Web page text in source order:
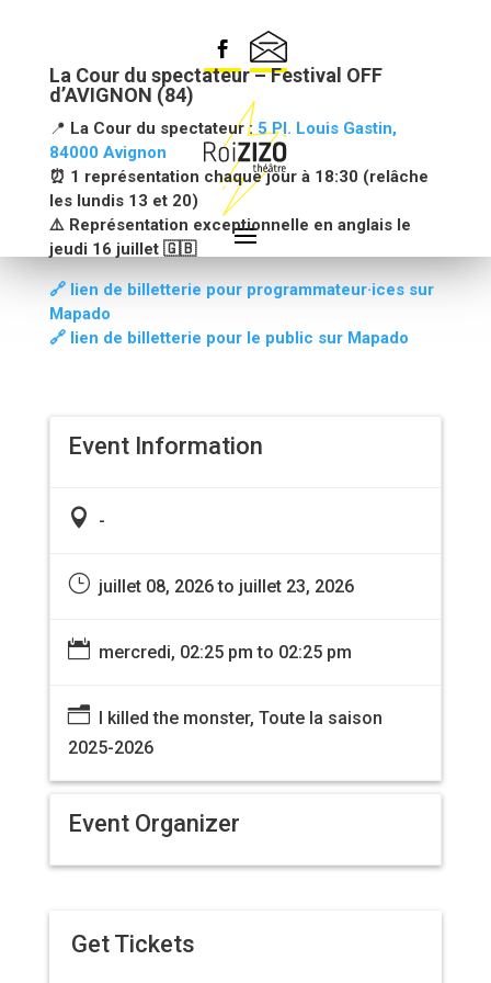
La Cour du spectateur – Festival OFF
d’AVIGNON (84)
📍 La Cour du spectateur : 5 Pl. Louis Gastin,
84000 Avignon
⏰ 1 représentation chaque jour à 18:30 (relâche
les lundis 13 et 20)
⚠️ Représentation exceptionnelle en anglais le
jeudi 16 juillet🇬🇧
🔗 lien de billetterie pour programmateur·ices sur
Mapado
🔗 lien de billetterie pour le public sur Mapado
Event Information
 -
}juillet 08, 2026 to juillet 23, 2026
 mercredi, 02:25 pm to 02:25 pm
nI killed the monster, Toute la saison
2025-2026
Event Organizer
Get Tickets